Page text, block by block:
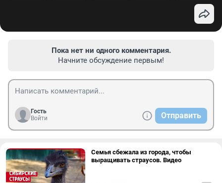
Пока нет ни одного комментария.
Начните обсуждение первым!
Гость
Войти
Отправить
Семья сбежала из города, чтобы
выращивать страусов. Видео